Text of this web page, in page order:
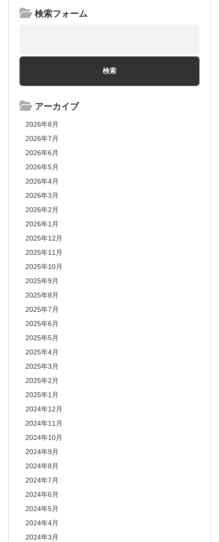
検索フォーム
アーカイブ
2026年8月
2026年7月
2026年6月
2026年5月
2026年4月
2026年3月
2026年2月
2026年1月
2025年12月
2025年11月
2025年10月
2025年9月
2025年8月
2025年7月
2025年6月
2025年5月
2025年4月
2025年3月
2025年2月
2025年1月
2024年12月
2024年11月
2024年10月
2024年9月
2024年8月
2024年7月
2024年6月
2024年5月
2024年4月
2024年3月